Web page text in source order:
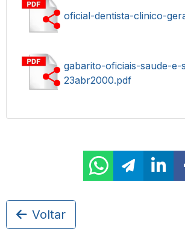
oficial-dentista-clinico-
gabarito-oficiais-saude-e-
23abr2000.pdf
Voltar